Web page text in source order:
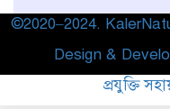
©2020–2024.
Design &
প্রযুক্তি